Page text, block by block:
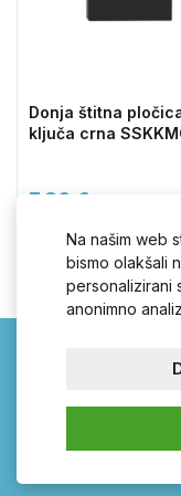
Donja štitna
ključa crna
7,80 €
kvakom!
Na našim web
bismo olakšali
personalizirani
anonimno